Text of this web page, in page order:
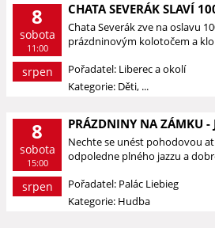
8
sobota
11:00
srpen
CHATA SEVERÁK SLAVÍ
Chata Severák zve na oslavu
prázdninovým kolotočem a
Pořadatel: Liberec a okolí
Kategorie: Děti, ...
8
sobota
15:00
srpen
PRÁZDNINY NA ZÁMKU -
Nechte se unést pohodovou
odpoledne plného jazzu a
Pořadatel: Palác Liebieg
Kategorie: Hudba